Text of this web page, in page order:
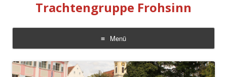
Trachtengruppe Frohsinn
Menü
Zum
Inhalt
springen